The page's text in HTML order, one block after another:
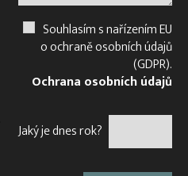
Souhlasím s nařízením EU
o ochraně osobních údajů
(GDPR).
Ochrana osobních údajů
Jaký je dnes rok?